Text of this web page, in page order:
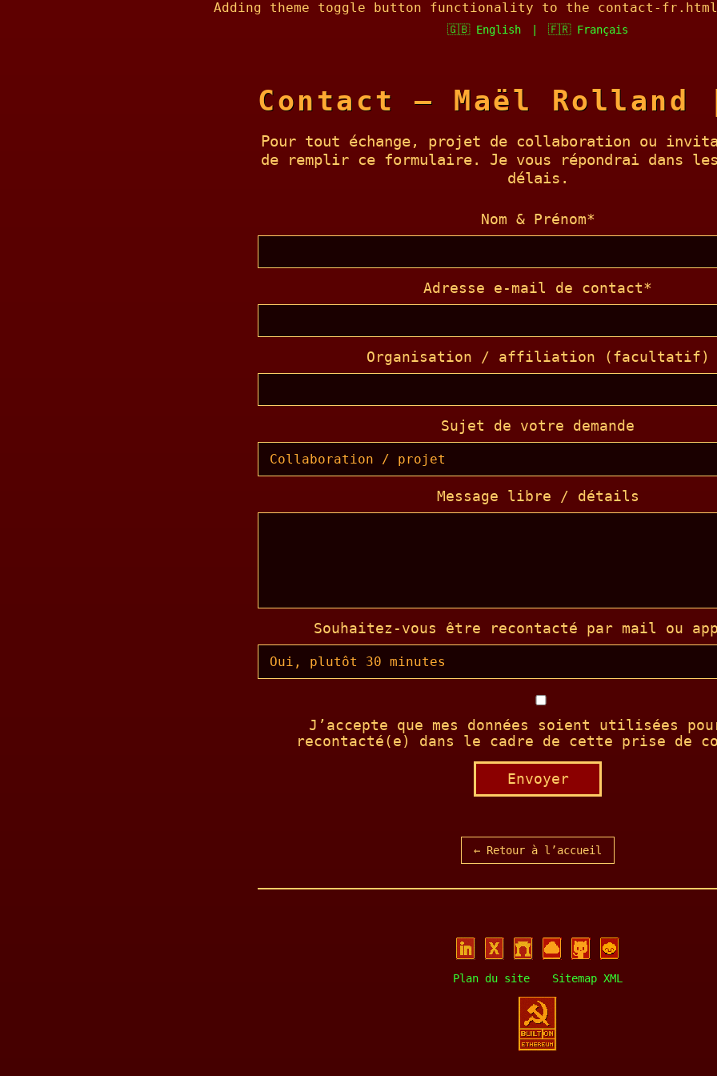
Adding theme toggle button functionality to the contact-
🇬🇧 English 🇫🇷 Français
Contact – Maël Rolland
Pour tout échange, projet de collaboration ou
de remplir ce formulaire. Je vous répondrai dans
délais.
Nom & Prénom*
Adresse e-mail de contact*
Organisation / affiliation (facultatif)
Sujet de votre demande
Message libre / détails
Souhaitez-vous être recontacté par mail ou
J’accepte que mes données soient utilisées
recontacté(e) dans le cadre de cette prise de
Envoyer
← Retour à l’accueil
Plan du site Sitemap XML